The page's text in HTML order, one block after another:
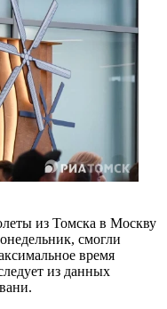
из Томска в Москву
смогли
время
из данных